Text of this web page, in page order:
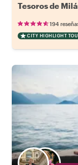
Tesoros de
194
CITY HIGHLIGHT